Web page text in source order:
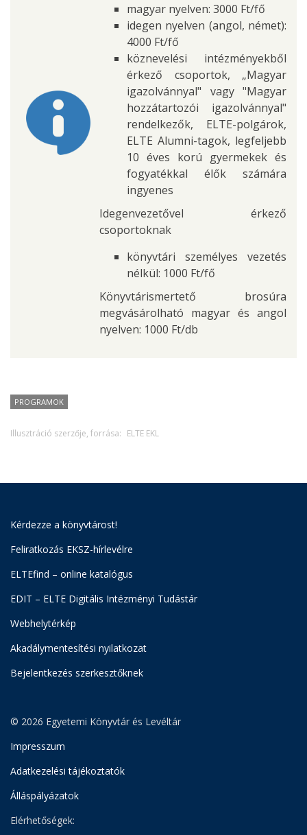
magyar nyelven: 3000 Ft/fő
idegen nyelven (angol, német):
4000 Ft/fő
köznevelési intézményekből
érkező csoportok, „Magyar
igazolvánnyal" vagy "Magyar
hozzátartozói igazolvánnyal"
rendelkezők, ELTE-polgárok,
ELTE Alumni-tagok, legfeljebb
10 éves korú gyermekek és
fogyatékkal élők számára
ingyenes
Idegenvezetővel érkező
csoportoknak
könyvtári személyes vezetés
nélkül: 1000 Ft/fő
Könyvtárismertető brosúra
megvásárolható magyar és angol
nyelven: 1000 Ft/db
PROGRAMOK
Illusztráció szerzője, forrása: ELTE EKL
Kérdezze a könyvtárost!
Feliratkozás EKSZ-hírlevélre
ELTEfind – online katalógus
EDIT – ELTE Digitális Intézményi Tudástár
Webhelytérkép
Akadálymentesítési nyilatkozat
Bejelentkezés szerkesztőknek
© 2026 Egyetemi Könyvtár és Levéltár
Impresszum
Adatkezelési tájékoztatók
Álláspályázatok
Elérhetőségek: